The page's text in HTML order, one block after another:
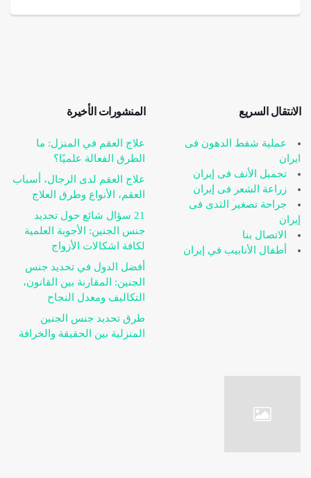
الانتقال السریع
عملیة شفط الدهون فی
ایران
تجميل الأنف فی إیران
زراعة الشعر فی إیران
جراحة تصغیر الثدی فی
إیران
الاتصال بنا
أطفال الأنابيب في إيران
المنشورات الأخيرة
علاج العقم في المنزل: ما
الطرق الفعالة علميًا؟
علاج العقم لدى الرجال، أسباب
العقم، الأنواع وطرق العلاج
21 سؤال شائع حول تحديد
جنس الجنين: الأجوبة العلمية
لكافة اشكالات الأزواج
أفضل الدول في تحديد جنس
الجنين: المقارنة بين القانون،
التكاليف ومعدل النجاح
طرق تحديد جنس الجنين
المنزلية بين الحقيقة والخرافة